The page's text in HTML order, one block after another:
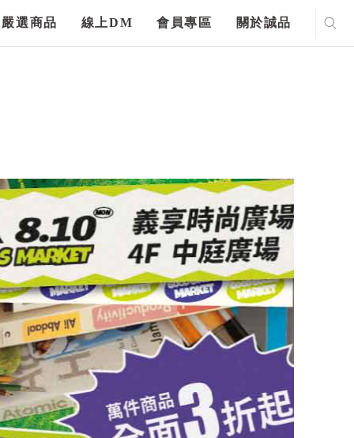
嚴選商品 線上DM 會員專區 關於誠品